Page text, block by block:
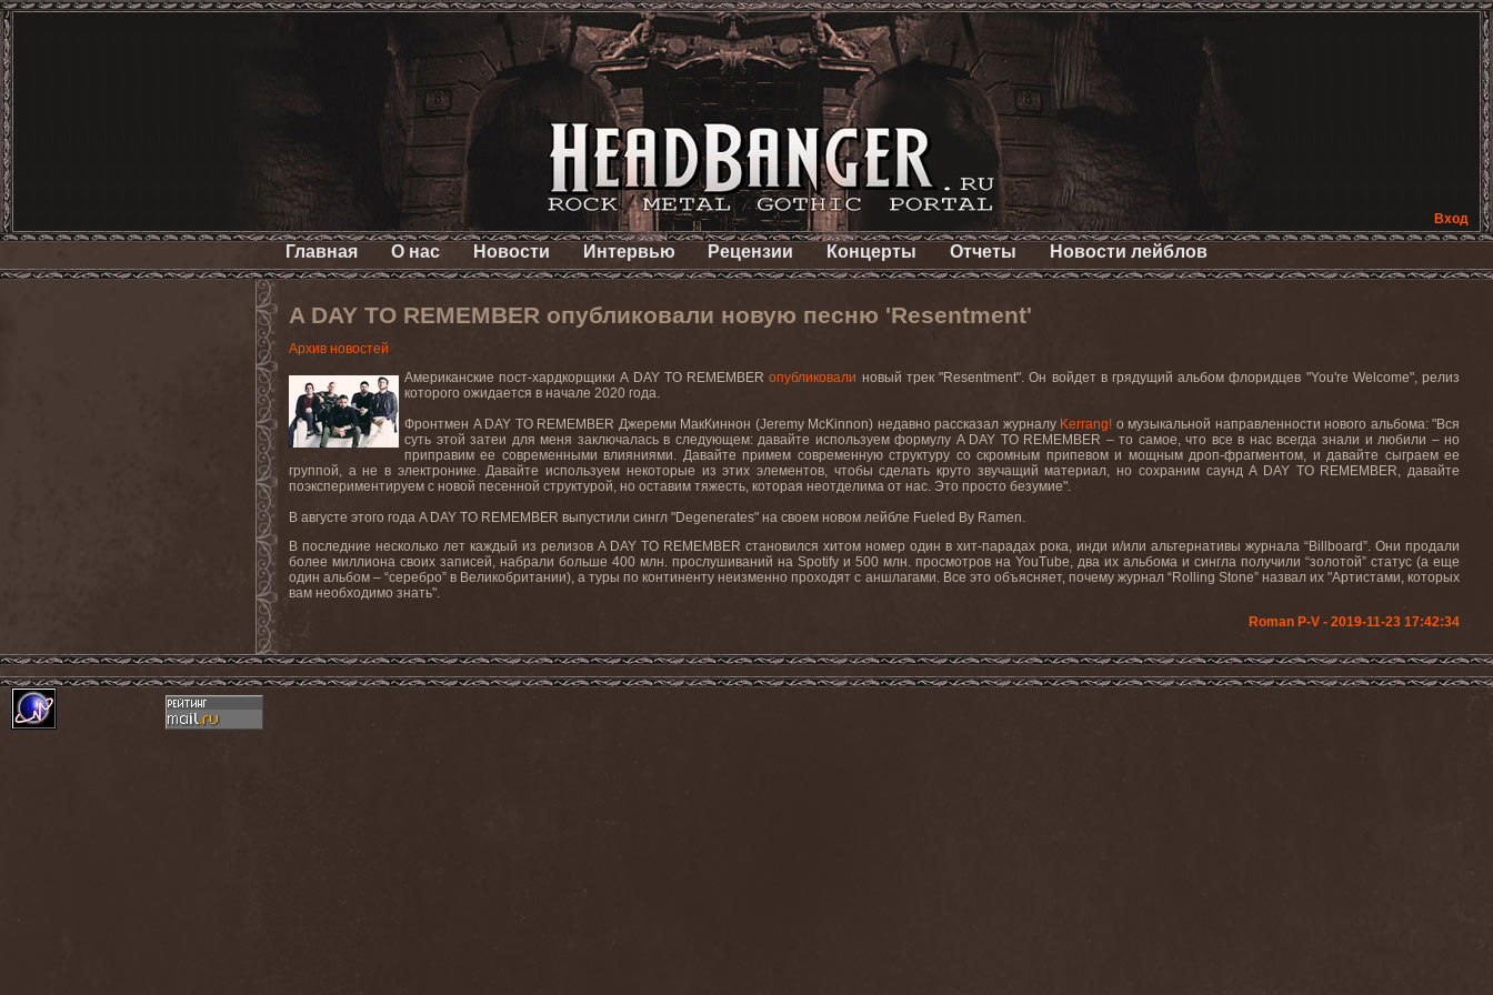
Вход
Главная О нас Новости Интервью Рецензии Концерты Отчеты Новости лейблов
A DAY TO REMEMBER опубликовали новую песню 'Resentment'
Архив новостей
Американские пост-хардкорщикиA DAY TO REMEMBER опубликовали новый трек "Resentment". Он войдет в грядущий альбом флоридцев "You're Welcome", релиз
которого ожидается в начале 2020 года.
Фронтмен A DAY TO REMEMBER Джереми МакКиннон (Jeremy McKinnon) недавно рассказал журналу Kerrang! о музыкальной направленности нового альбома: "Вся
суть этой затеи для меня заключалась в следующем: давайте используем формулу A DAY TO REMEMBER – то самое, что все в нас всегда знали и любили – но
приправим ее современными влияниями. Давайте примем современную структуру со скромным припевом и мощным дроп-фрагментом, и давайте сыграем ее
группой, а не в электронике. Давайте используем некоторые из этих элементов, чтобы сделать круто звучащий материал, но сохраним саундA DAY TO REMEMBER, давайте
поэкспериментируем с новой песенной структурой, но оставим тяжесть, которая неотделима от нас. Это просто безумие".
В августе этого года A DAY TO REMEMBER выпустили сингл "Degenerates" на своем новом лейбле Fueled By Ramen.
В последние несколько лет каждый из релизов A DAY TO REMEMBER становился хитом номер один в хит-парадах рока, инди и/или альтернативы журнала “Billboard”. Они продали
более миллиона своих записей, набрали больше 400 млн. прослушиваний на Spotify и 500 млн. просмотров на YouTube, два их альбома и сингла получили “золотой” статус (а еще
один альбом – “серебро” в Великобритании), а туры по континенту неизменно проходят с аншлагами. Все это объясняет, почему журнал “Rolling Stone” назвал их "Артистами, которых
вам необходимо знать".
Roman P-V - 2019-11-23 17:42:34